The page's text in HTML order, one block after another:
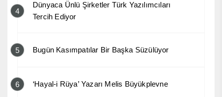
4
Dünyaca Ünlü Şirketler Türk Yazılımcıları
Tercih Ediyor
5 Bugün Kasımpatılar Bir Başka Süzülüyor
6 ‘Hayal-i Rüya’ Yazarı Melis Büyükplevne